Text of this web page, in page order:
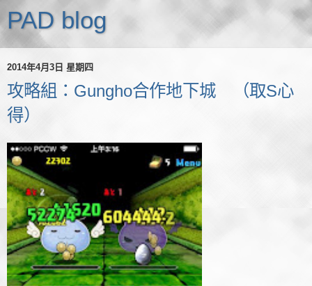
PAD blog
2014年4月3日 星期四
攻略組：Gungho合作地下城 （取S心
得）